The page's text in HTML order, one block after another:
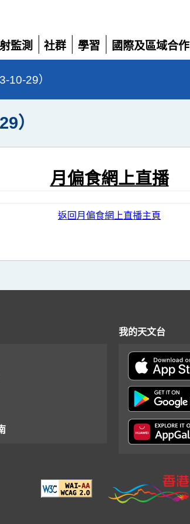
監測
社群
展
學習
展
國際及區域合作
展
10-29）
）
月偏食網上直播
返回月偏食網上直播主頁
我的天文台